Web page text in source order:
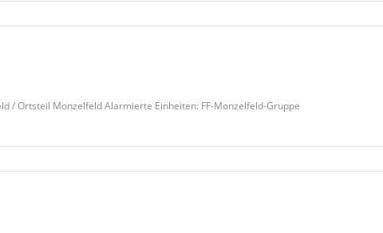
/ Ortsteil Monzelfeld Alarmierte Einheiten: FF-Monzelfeld-Gruppe